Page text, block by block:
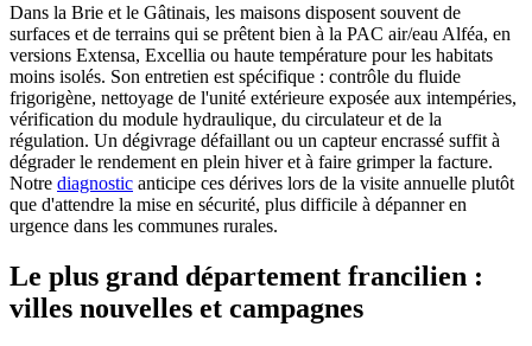
Dans la Brie et le Gâtinais, les maisons disposent souvent de
surfaces et de terrains qui se prêtent bien à la PAC air/eau Alféa, en
versions Extensa, Excellia ou haute température pour les habitats
moins isolés. Son entretien est spécifique : contrôle du fluide
frigorigène, nettoyage de l'unité extérieure exposée aux intempéries,
vérification du module hydraulique, du circulateur et de la
régulation. Un dégivrage défaillant ou un capteur encrassé suffit à
dégrader le rendement en plein hiver et à faire grimper la facture.
Notre diagnostic anticipe ces dérives lors de la visite annuelle plutôt
que d'attendre la mise en sécurité, plus difficile à dépanner en
urgence dans les communes rurales.
Le plus grand département francilien :
villes nouvelles et campagnes